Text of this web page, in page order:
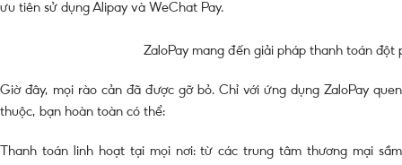
ưu tiên sử dụng Alipay và WeChat Pay.
ZaloPay mang đến giải pháp thanh toán đột
Giờ đây, mọi rào cản đã được gỡ bỏ. Chỉ với ứng dụng ZaloPay quen
thuộc, bạn hoàn toàn có thể:
Thanh toán linh hoạt tại mọi nơi: từ các trung tâm thương mại sầm